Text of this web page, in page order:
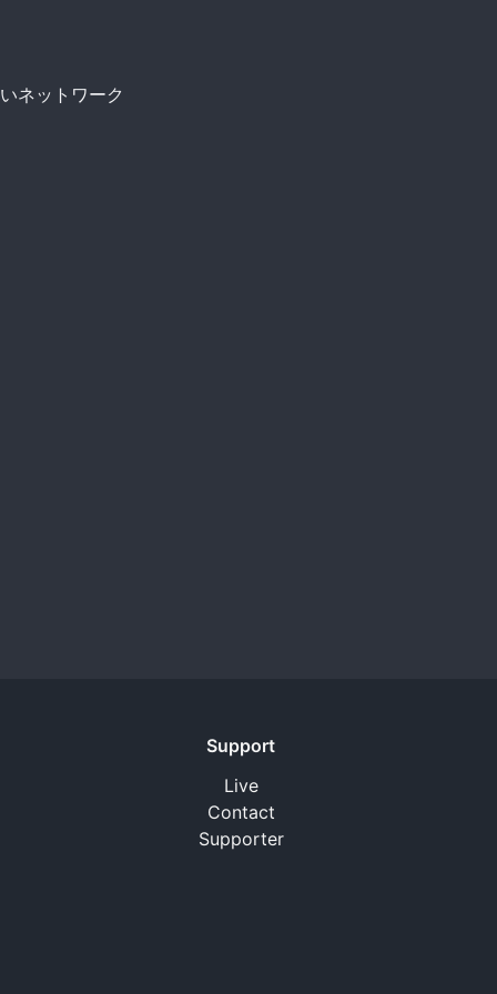
ネットワーク
Support
Live
Contact
Supporter